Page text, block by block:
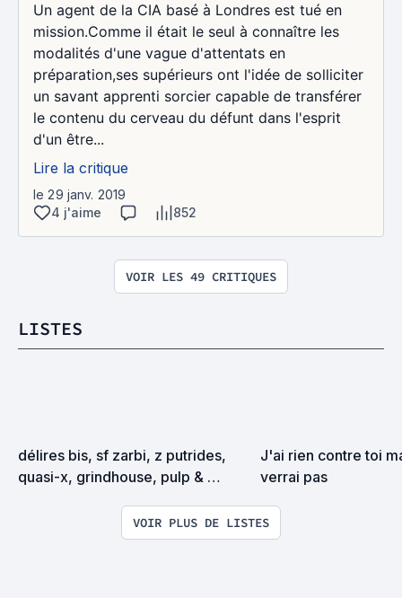
Un agent de la CIA basé à Londres est tué en
mission.Comme il était le seul à connaître les
modalités d'une vague d'attentats en
préparation,ses supérieurs ont l'idée de solliciter
un savant apprenti sorcier capable de transférer
le contenu du cerveau du défunt dans l'esprit
d'un être...
Lire la critique
le 29 janv. 2019
4 j'aime
852
VOIR LES 49 CRITIQUES
LISTES
délires bis, sf zarbi, z putrides,
quasi-x, grindhouse, pulp &
J'ai rien contre toi
verrai pas
VOIR PLUS DE LISTES